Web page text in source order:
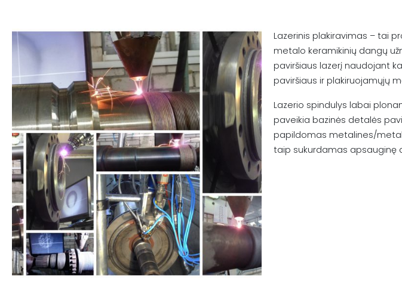
Lazerinis plakiravimas – tai
metalo keramikinių dangų
paviršiaus lazerį naudojant
paviršiaus ir plakiruojamųjų
Lazerio spindulys labai
paveikia bazinės detalės
papildomas metalines/
taip sukurdamas apsauginę